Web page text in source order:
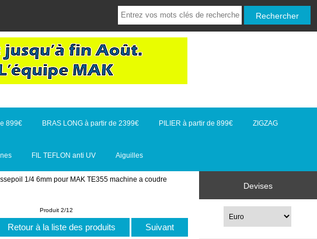
899€ BRAS LONG à partir de 2399€ PILIER à partir de 899€ ZIGZAG
FIL TEFLON anti UV Aiguilles
1/4 6mm pour MAK TE355 machine a coudre
Produit 2/12
Retour à la liste des produits Suivant
Devises